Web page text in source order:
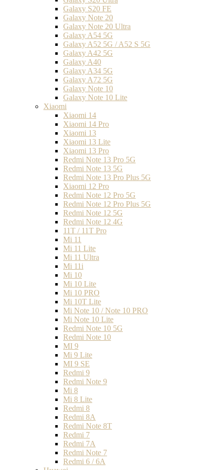
Galaxy S20 FE
Galaxy Note 20
Galaxy Note 20 Ultra
Galaxy A54 5G
Galaxy A52 5G / A52 S 5G
Galaxy A42 5G
Galaxy A40
Galaxy A34 5G
Galaxy A72 5G
Galaxy Note 10
Galaxy Note 10 Lite
Xiaomi
Xiaomi 14
Xiaomi 14 Pro
Xiaomi 13
Xiaomi 13 Lite
Xiaomi 13 Pro
Redmi Note 13 Pro 5G
Redmi Note 13 5G
Redmi Note 13 Pro Plus 5G
Xiaomi 12 Pro
Redmi Note 12 Pro 5G
Redmi Note 12 Pro Plus 5G
Redmi Note 12 5G
Redmi Note 12 4G
11T / 11T Pro
Mi 11
Mi 11 Lite
Mi 11 Ultra
Mi 11i
Mi 10
Mi 10 Lite
Mi 10 PRO
Mi 10T Lite
Mi Note 10 / Note 10 PRO
Mi Note 10 Lite
Redmi Note 10 5G
Redmi Note 10
MI 9
Mi 9 Lite
MI 9 SE
Redmi 9
Redmi Note 9
Mi 8
Mi 8 Lite
Redmi 8
Redmi 8A
Redmi Note 8T
Redmi 7
Redmi 7A
Redmi Note 7
Redmi 6 / 6A